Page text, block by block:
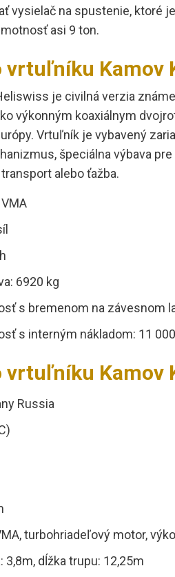
vysielač na spustenie, ktoré
asi 9 ton.
vrtuľníku Kamov
je civilná verzia
výkonným koaxiálnym
Vrtuľník je vybavený
špeciálna výbava
alebo ťažba.
6920 kg
s bremenom na závesnom
s interným nákladom: 11
vrtuľníku Kamov
Russia
turbohriadeľový motor,
3,8m, dĺžka trupu: 12,25m